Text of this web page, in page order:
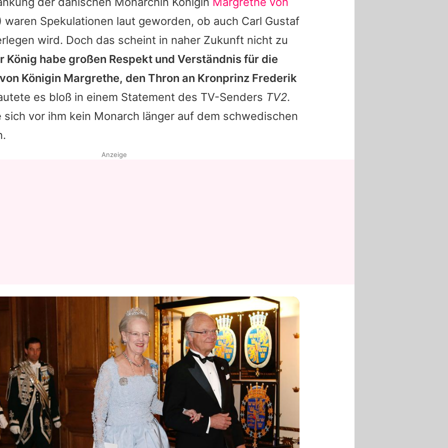
Spekulationen laut geworden, ob auch Carl Gustaf
wird. Doch das scheint in naher Zukunft nicht zu
König habe großen Respekt und Verständnis für die
Königin Margrethe, den Thron an Kronprinz Frederik
es bloß in einem Statement des TV-Senders TV2.
sich vor ihm kein Monarch länger auf dem schwedischen
Anzeige